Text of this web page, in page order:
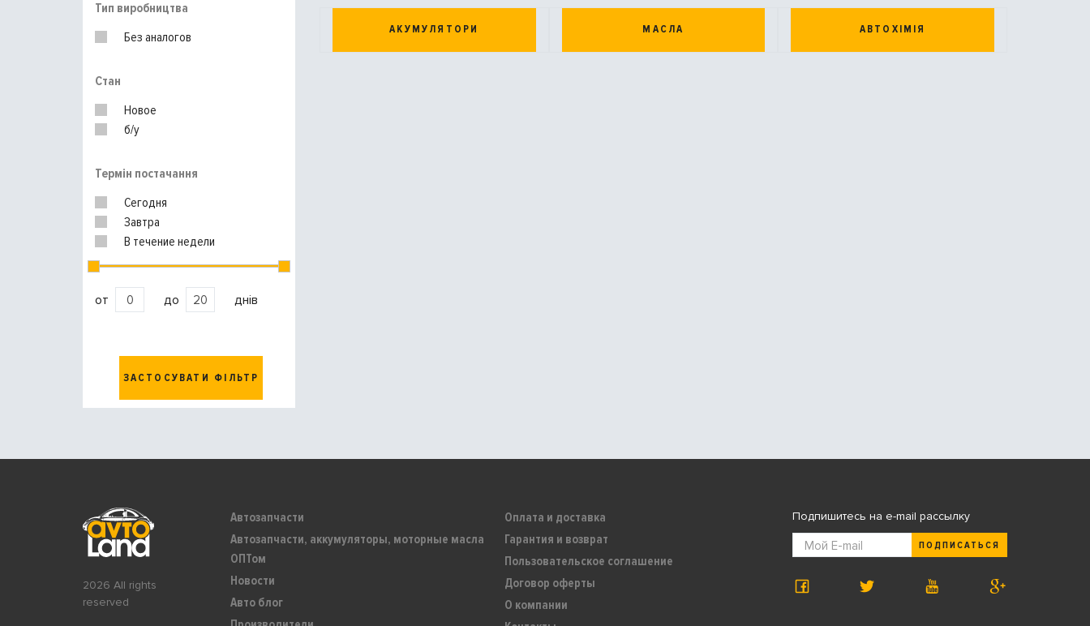
Тип виробництва
Без аналогов
Стан
Новое
б/у
Термін постачання
Сегодня
Завтра
В течение недели
от до днів
ЗАСТОСУВАТИ ФІЛЬТР
АКУМУЛЯТОРИ МАСЛА АВТОХІМІЯ
2026 All rights
reserved
Автозапчасти
Автозапчасти, аккумуляторы, моторные масла
ОПТом
Новости
Авто блог
Оплата и доставка
Гарантия и возврат
Пользовательское соглашение
Договор оферты
О компании
Подпишитесь на e-mail рассылку
ПОДПИСАТЬСЯ